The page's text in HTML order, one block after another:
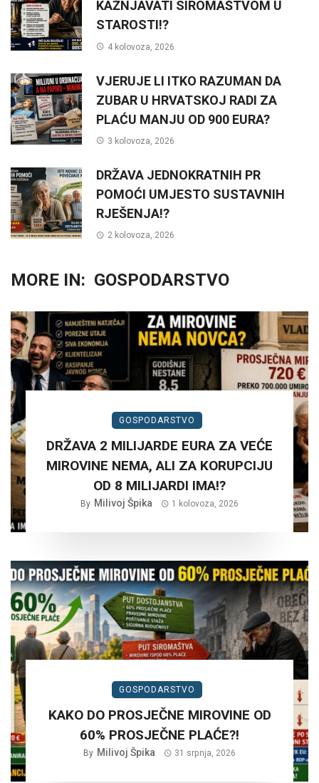
KAŽNJAVATI SIROMAŠTVOM U
STAROSTI!?
4 kolovoza, 2026
VJERUJE LI ITKO RAZUMAN DA
ZUBAR U HRVATSKOJ RADI ZA
PLAĆU MANJU OD 900 EURA?
3 kolovoza, 2026
DRŽAVA JEDNOKRATNIH PR
POMOĆI UMJESTO SUSTAVNIH
RJEŠENJA!?
2 kolovoza, 2026
MORE IN: GOSPODARSTVO
GOSPODARSTVO
DRŽAVA 2 MILIJARDE EURA ZA VEĆE
MIROVINE NEMA, ALI ZA KORUPCIJU
OD 8 MILIJARDI IMA!?
By Milivoj Špika 1 kolovoza, 2026
GOSPODARSTVO
KAKO DO PROSJEČNE MIROVINE OD
60% PROSJEČNE PLAĆE?!
By Milivoj Špika 31 srpnja, 2026